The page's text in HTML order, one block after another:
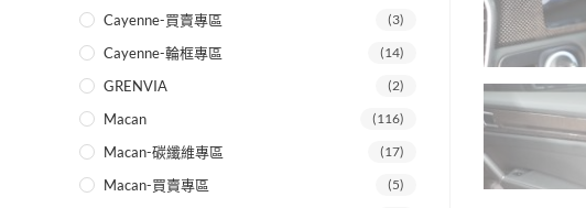
Cayenne-買賣專區 (3)
Cayenne-輪框專區 (14)
GRENVIA (2)
Macan (116)
Macan-碳纖維專區 (17)
Macan-買賣專區 (5)